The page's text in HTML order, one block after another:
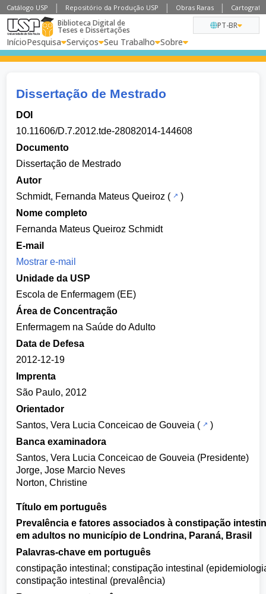
Catálogo USP Repositório da Produção USP Obras Raras
Biblioteca Digital de
Teses e Dissertações
InícioPesquisa Serviços Seu Trabalho Sobre
PT-BR
Dissertação de Mestrado
DOI
10.11606/D.7.2012.tde-28082014-144608
Documento
Dissertação de Mestrado
Autor
Schmidt, Fernanda Mateus Queiroz (
)
Nome completo
Fernanda Mateus Queiroz Schmidt
E-mail
Mostrar e-mail
Unidade da USP
Escola de Enfermagem (EE)
Área de Concentração
Enfermagem na Saúde do Adulto
Data de Defesa
2012-12-19
Imprenta
São Paulo, 2012
Orientador
Santos, Vera Lucia Conceicao de Gouveia (
)
Banca examinadora
Santos, Vera Lucia Conceicao de Gouveia (Presidente)
Jorge, Jose Marcio Neves
Norton, Christine
Título em português
Prevalência e fatores associados à constipação
em adultos no município de Londrina, Paraná, Brasil
Palavras-chave em português
constipação intestinal; constipação intestinal
constipação intestinal (prevalência)